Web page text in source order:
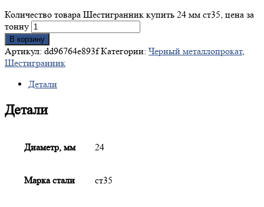
Количество товара Шестигранник купить 24 мм ст35, цена за
тонну
В корзину
Артикул: dd96764e893f Категории: Черный металлопрокат,
Шестигранник
Детали
Детали
Диаметр, мм 24
Марка стали ст35